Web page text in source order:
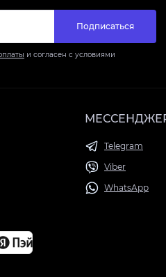
Подписаться
и согласен с условиями
Telegram
Viber
WhatsApp